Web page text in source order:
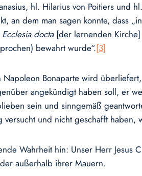
hl. Hilarius von Poitiers und
an dem man sagen konnte, dass
Ecclesia docta[der lernenden Kirche]
bewahrt wurde“.[3]
Napoleon Bonaparte wird
angekündigt haben soll, er
sein und sinngemäß
versucht und nicht geschafft
Wahrheit hin: Unser Herr Jesus
außerhalb ihrer Mauern.